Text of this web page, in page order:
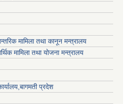
मामिला तथा कानून मन्त्रालय
मामिला तथा योजना मन्त्रालय
प्रदेश